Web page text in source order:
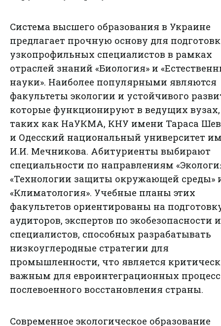
Система высшего образования в Украине
предлагает прочную основу для
узкопрофильных специалистов в рамках
отраслей знаний «Биология» и
науки». Наиболее популярными являются
факультеты экологии и устойчивого
которые функционируют в ведущих вузах,
таких как НаУКМА, КНУ имени Тараса
и Одесский национальный университет
И.И. Мечникова. Абитуриенты выбирают
специальности по направлениям
«Технологии защиты окружающей среды»
«Климатология». Учебные планы этих
факультетов ориентированы на
аудиторов, экспертов по экобезопасности и
специалистов, способных разрабатывать
низкоуглеродные стратегии для
промышленности, что является
важным для евроинтеграционных
послевоенного восстановления страны.
Современное экологическое образование